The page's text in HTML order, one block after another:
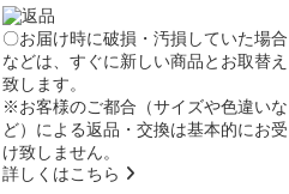
〇お届け時に破損・汚損していた場合
などは、すぐに新しい商品とお取替え
致します。
※お客様のご都合（サイズや色違いな
ど）による返品・交換は基本的にお受
け致しません。
詳しくはこちら